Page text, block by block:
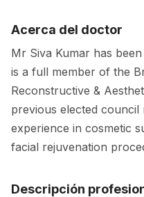
Acerca del doctor
Mr Siva Kumar has
is a full member of the
Reconstructive &
previous elected council
experience in cosmetic
facial rejuvenation
Descripción